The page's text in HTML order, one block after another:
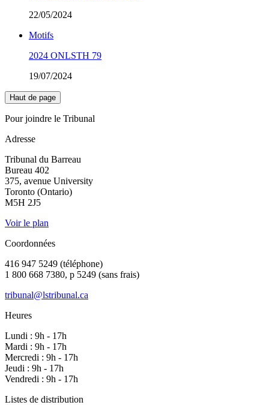
22/05/2024
Motifs
2024 ONLSTH 79
19/07/2024
Haut de page
Pour joindre le Tribunal
Adresse
Tribunal du Barreau
Bureau 402
375, avenue University
Toronto (Ontario)
M5H 2J5
Voir le plan
Coordonnées
416 947 5249 (téléphone)
1 800 668 7380, p 5249 (sans frais)
tribunal@lstribunal.ca
Heures
Lundi : 9h - 17h
Mardi : 9h - 17h
Mercredi : 9h - 17h
Jeudi : 9h - 17h
Vendredi : 9h - 17h
Listes de distribution